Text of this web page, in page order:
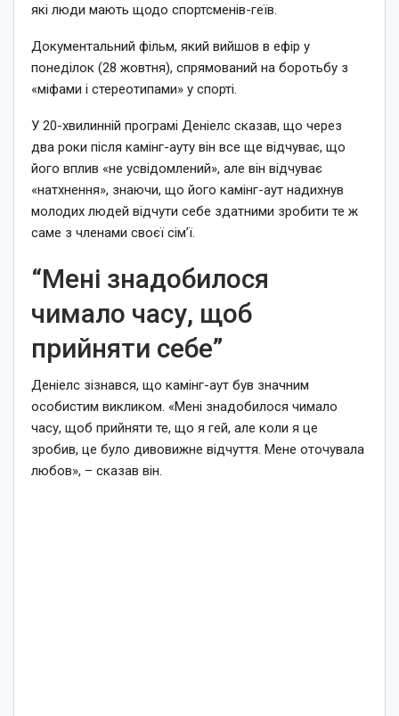
які люди мають щодо спортсменів-геїв.
Документальний фільм, який вийшов в ефір у
понеділок (28 жовтня), спрямований на боротьбу з
«міфами і стереотипами» у спорті.
У 20-хвилинній програмі Деніелс сказав, що через
два роки після камінг-ауту він все ще відчуває, що
його вплив «не усвідомлений», але він відчуває
«натхнення», знаючи, що його камінг-аут надихнув
молодих людей відчути себе здатними зробити те ж
саме з членами своєї сім’ї.
“Мені знадобилося
чимало часу, щоб
прийняти себе”
Деніелс зізнався, що камінг-аут був значним
особистим викликом. «Мені знадобилося чимало
часу, щоб прийняти те, що я гей, але коли я це
зробив, це було дивовижне відчуття. Мене оточувала
любов», – сказав він.